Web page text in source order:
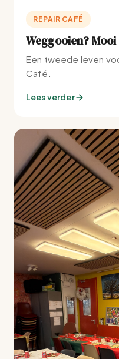
REPAIR CAFÉ
Weggooien?
Een tweede leven
Café.
Lees verder